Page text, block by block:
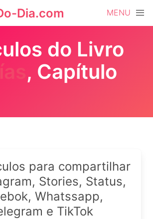
Dia.com MENU
do Livro
, Capítulo
para compartilhar
Stories, Status,
Whatssapp,
e TikTok